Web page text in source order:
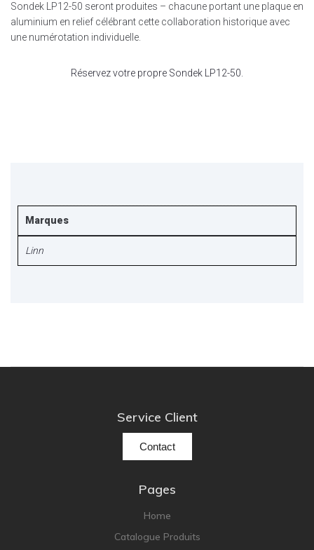
Sondek LP12-50 seront produites – chacune portant une plaque en
aluminium en relief célébrant cette collaboration historique avec
une numérotation individuelle.
Réservez votre propre Sondek LP12-50.
Marques
Linn
Service Client
Contact
Pages
Home
Catalogue Produits